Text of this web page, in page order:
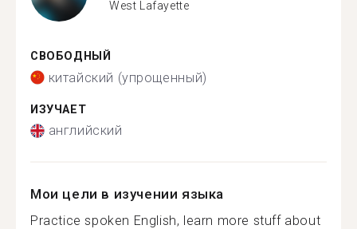
West Lafayette
СВОБОДНЫЙ
китайский (упрощенный)
ИЗУЧАЕТ
английский
Мои цели в изучении языка
Practice spoken English, learn more stuff about